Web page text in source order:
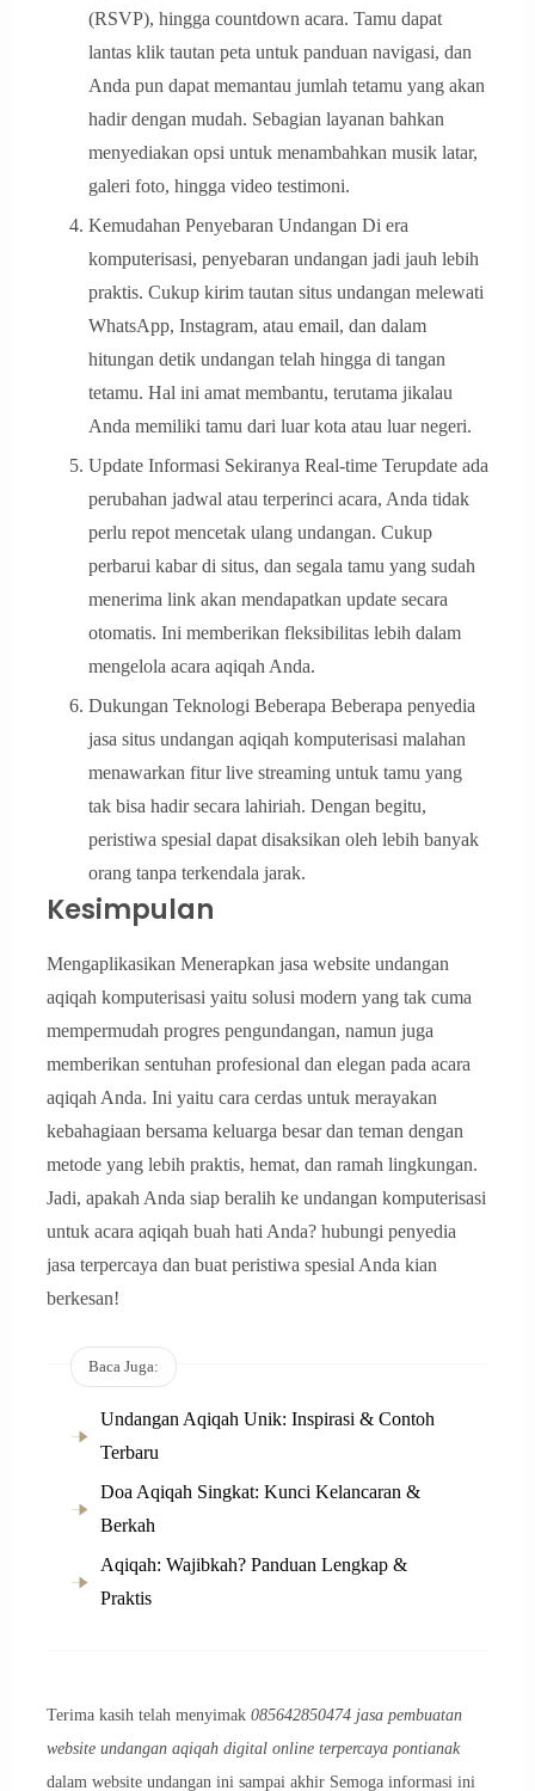
(RSVP), hingga countdown acara. Tamu dapat
lantas klik tautan peta untuk panduan navigasi, dan
Anda pun dapat memantau jumlah tetamu yang akan
hadir dengan mudah. Sebagian layanan bahkan
menyediakan opsi untuk menambahkan musik latar,
galeri foto, hingga video testimoni.
Kemudahan Penyebaran Undangan Di era
komputerisasi, penyebaran undangan jadi jauh lebih
praktis. Cukup kirim tautan situs undangan melewati
WhatsApp, Instagram, atau email, dan dalam
hitungan detik undangan telah hingga di tangan
tetamu. Hal ini amat membantu, terutama jikalau
Anda memiliki tamu dari luar kota atau luar negeri.
Update Informasi Sekiranya Real-time Terupdate ada
perubahan jadwal atau terperinci acara, Anda tidak
perlu repot mencetak ulang undangan. Cukup
perbarui kabar di situs, dan segala tamu yang sudah
menerima link akan mendapatkan update secara
otomatis. Ini memberikan fleksibilitas lebih dalam
mengelola acara aqiqah Anda.
Dukungan Teknologi Beberapa Beberapa penyedia
jasa situs undangan aqiqah komputerisasi malahan
menawarkan fitur live streaming untuk tamu yang
tak bisa hadir secara lahiriah. Dengan begitu,
peristiwa spesial dapat disaksikan oleh lebih banyak
orang tanpa terkendala jarak.
Kesimpulan
Mengaplikasikan Menerapkan jasa website undangan
aqiqah komputerisasi yaitu solusi modern yang tak cuma
mempermudah progres pengundangan, namun juga
memberikan sentuhan profesional dan elegan pada acara
aqiqah Anda. Ini yaitu cara cerdas untuk merayakan
kebahagiaan bersama keluarga besar dan teman dengan
metode yang lebih praktis, hemat, dan ramah lingkungan.
Jadi, apakah Anda siap beralih ke undangan komputerisasi
untuk acara aqiqah buah hati Anda? hubungi penyedia
jasa terpercaya dan buat peristiwa spesial Anda kian
berkesan!
Baca Juga:
Undangan Aqiqah Unik: Inspirasi & Contoh
Terbaru
Doa Aqiqah Singkat: Kunci Kelancaran &
Berkah
Aqiqah: Wajibkah? Panduan Lengkap &
Praktis
Terima kasih telah menyimak 085642850474 jasa pembuatan
website undangan aqiqah digital online terpercaya pontianak
dalam website undangan ini sampai akhir Semoga informasi ini